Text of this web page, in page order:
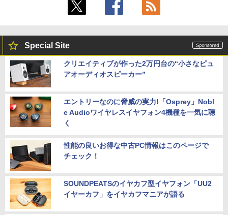
Special Site
クリエイティブが作った2万円台の“小さなピュ
アオーディオスピーカー”
エントリーなのに脅威の実力!「Osprey」Nobl
e Audioワイヤレスイヤフォン4機種を一気に聴
く
性能の良いお得な中古PC情報はこのページで
チェック！
SOUNDPEATSのイヤカフ型イヤフォン「UU2
イヤーカフ」をイヤカフマニアが語る